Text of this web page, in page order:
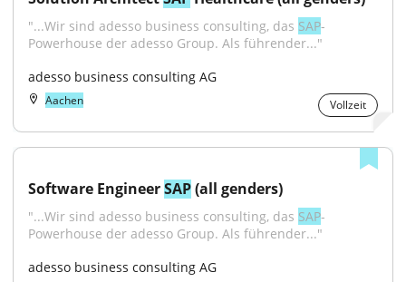
"...Wir sind adesso business consulting, das SAP-
Powerhouse der adesso Group. Als führender..."
adesso business consulting AG
Aachen Vollzeit
Software Engineer SAP (all genders)
"...Wir sind adesso business consulting, das SAP-
Powerhouse der adesso Group. Als führender..."
adesso business consulting AG